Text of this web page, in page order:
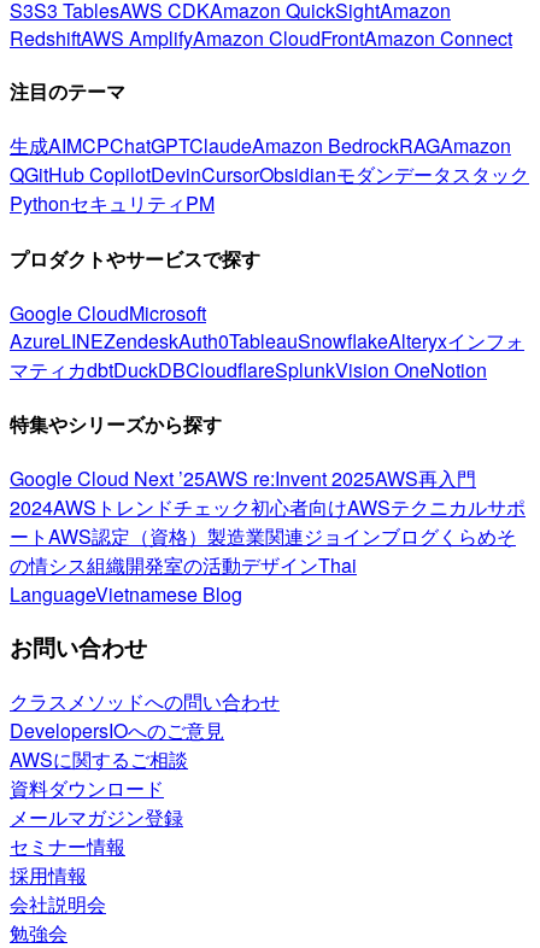
S3S3 TablesAWS CDKAmazon QuickSightAmazon
RedshiftAWS AmplifyAmazon CloudFrontAmazon Connect
注目のテーマ
生成AIMCPChatGPTClaudeAmazon BedrockRAGAmazon
QGitHub CopilotDevinCursorObsidianモダンデータスタック
PythonセキュリティPM
プロダクトやサービスで探す
Google CloudMicrosoft
AzureLINEZendeskAuth0TableauSnowflakeAlteryxインフォ
マティカdbtDuckDBCloudflareSplunkVision OneNotion
特集やシリーズから探す
Google Cloud Next ’25AWS re:Invent 2025AWS再入門
2024AWSトレンドチェック初心者向けAWSテクニカルサポ
ートAWS認定（資格） 製造業関連ジョインブログくらめそ
の情シス組織開発室の活動デザインThai
LanguageVietnamese Blog
お問い合わせ
クラスメソッドへの問い合わせ
DevelopersIOへのご意見
AWSに関するご相談
資料ダウンロード
メールマガジン登録
セミナー情報
採用情報
会社説明会
勉強会